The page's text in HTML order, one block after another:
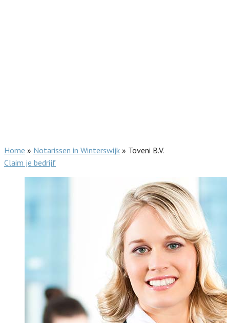
Home » Notarissen in Winterswijk » Toveni B.V.
Claim je bedrijf